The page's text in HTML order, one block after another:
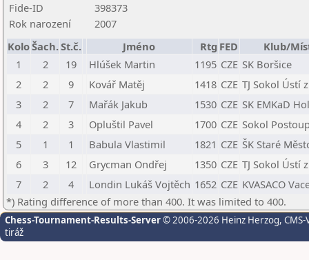
Fide-ID
398373
Rok narození
2007
KoloŠach.St.č. Jméno Rtg FED
Klub/
1
2 19 Hlúšek Martin 1195 CZE SK Boršice
2
2 9 Kovář Matěj 1418 CZE TJ Sokol Ústí
3
2 7 Mařák Jakub 1530 CZE SK EMKaD
4
2 3 Opluštil Pavel 1700 CZE Sokol
5
1 1 Babula Vlastimil 1821 CZE ŠK Staré
6
3 12 Grycman Ondřej 1350 CZE TJ Sokol Ústí
7
2 4 Londin Lukáš Vojtěch 1652 CZE KVASACO
*) Rating difference of more than 400. It was limited to 400.
Chess-Tournament-Results-Server© 2006-2026 Heinz Herzog,
tiráž